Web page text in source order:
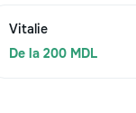
Vitalie
De la 200 MDL